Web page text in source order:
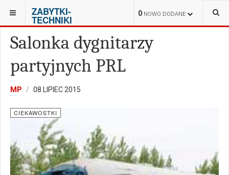
ZABYTKI-
TECHNIKI
0 NOWO DODANE
JESTEŚ TUTAJ: HISTORIA CIEKAWOSTKI
Salonka dygnitarzy
partyjnych PRL
MP 08 LIPIEC 2015
CIEKAWOSTKI